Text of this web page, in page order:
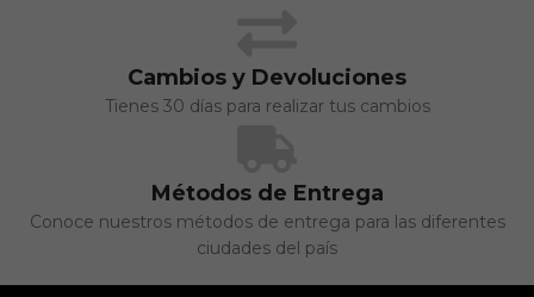
Cambios y Devoluciones
Tienes 30 días para realizar tus cambios
Métodos de Entrega
Conoce nuestros métodos de entrega para las diferentes
ciudades del país